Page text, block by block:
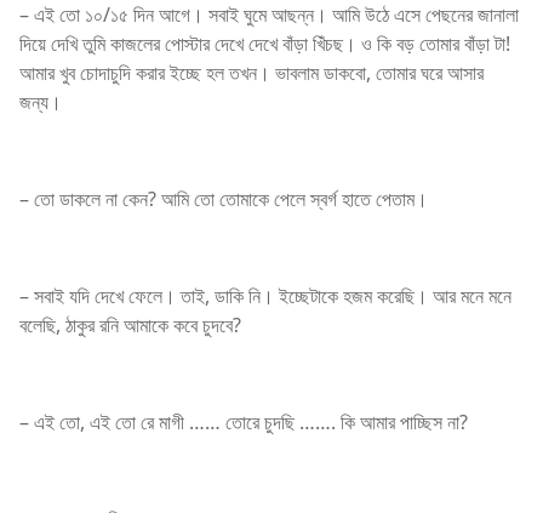
– এই তো ১০/১৫ দিন আগে। সবাই ঘুমে আছন্ন। আমি উঠে এসে পেছনের জানালা
দিয়ে দেখি তুমি কাজলের পোস্টার দেখে দেখে বাঁড়া খিঁচছ। ও কি বড় তোমার বাঁড়া টা!
আমার খুব চোদাচুদি করার ইচ্ছে হল তখন। ভাবলাম ডাকবো, তোমার ঘরে আসার
জন্য।
– তো ডাকলে না কেন? আমি তো তোমাকে পেলে স্বর্গ হাতে পেতাম।
– সবাই যদি দেখে ফেলে। তাই, ডাকি নি। ইচ্ছেটাকে হজম করেছি। আর মনে মনে
বলেছি, ঠাকুর রনি আমাকে কবে চুদবে?
– এই তো, এই তো রে মাগী …… তোরে চুদছি ……. কি আমার পাচ্ছিস না?